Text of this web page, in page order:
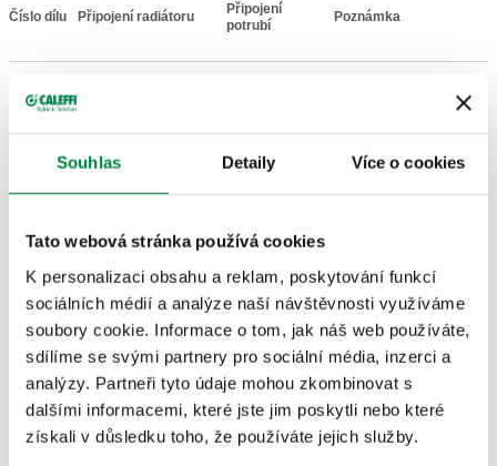
Souhlas Detaily Více o cookies
Tato webová stránka používá cookies
K personalizaci obsahu a reklam, poskytování funkcí
sociálních médií a analýze naší návštěvnosti využíváme
soubory cookie. Informace o tom, jak náš web používáte,
sdílíme se svými partnery pro sociální média, inzerci a
analýzy. Partneři tyto údaje mohou zkombinovat s
dalšími informacemi, které jste jim poskytli nebo které
získali v důsledku toho, že používáte jejich služby.
Číslo dílu Připojení radiátoru
Připojení
potrubí
Poznámka
422302
koncový vývod,
přímé připojení
přívod,
Modely 3D
Text výběrového řízení Zobrazit Zkopírujte
CALEFFI, 422302. Radiátorový ventil přímý vhodný pro
termostatické hlavice a termoelektrické pohony. S